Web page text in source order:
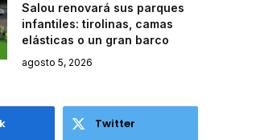
Salou renovará sus parques
infantiles: tirolinas, camas
elásticas o un gran barco
agosto 5, 2026
Twitter